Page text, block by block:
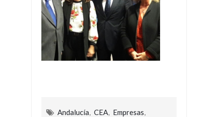
Andalucía CEA Empresas